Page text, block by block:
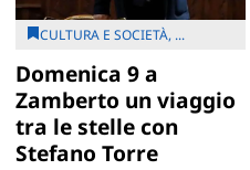
CULTURA E SOCIETÀ, ...
Domenica 9 a
Zamberto un viaggio
tra le stelle con
Stefano Torre